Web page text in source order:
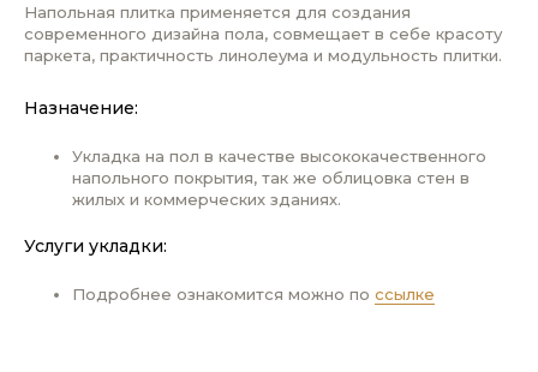
Напольная плитка применяется для создания
современного дизайна пола, совмещает в себе красоту
паркета, практичность линолеума и модульность плитки.
Назначение:
Укладка на пол в качестве высококачественного
напольного покрытия, так же облицовка стен в
жилых и коммерческих зданиях.
Услуги укладки:
Подробнее ознакомится можно по ссылке